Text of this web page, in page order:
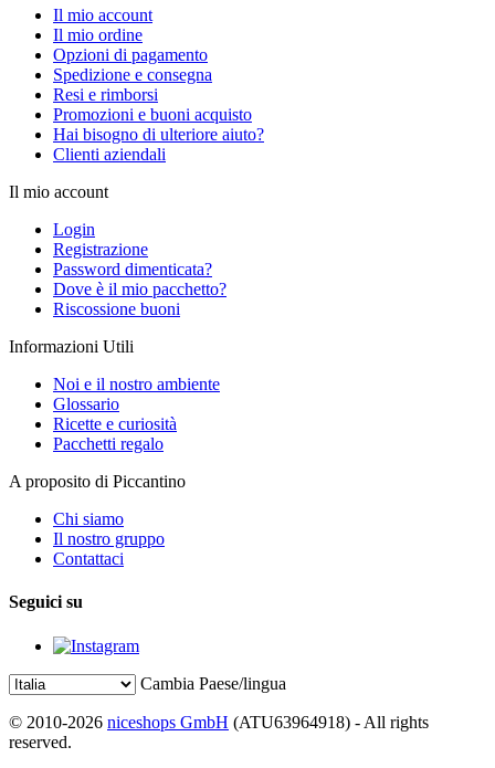
Il mio account
Il mio ordine
Opzioni di pagamento
Spedizione e consegna
Resi e rimborsi
Promozioni e buoni acquisto
Hai bisogno di ulteriore aiuto?
Clienti aziendali
Il mio account
Login
Registrazione
Password dimenticata?
Dove è il mio pacchetto?
Riscossione buoni
Informazioni Utili
Noi e il nostro ambiente
Glossario
Ricette e curiosità
Pacchetti regalo
A proposito di Piccantino
Chi siamo
Il nostro gruppo
Contattaci
Seguici su
Cambia Paese/lingua
© 2010-2026 niceshops GmbH (ATU63964918) - All rights
reserved.